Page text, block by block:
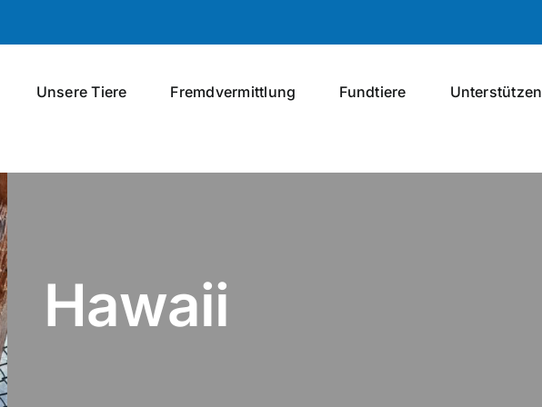
Unsere Tiere Fremdvermittlung Fundtiere Unterstützen
Hawaii